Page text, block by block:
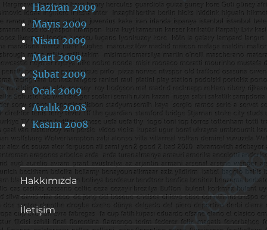
Haziran 2009
Mayıs 2009
Nisan 2009
Mart 2009
Şubat 2009
Ocak 2009
Aralık 2008
Kasım 2008
Hakkımızda
İletişim